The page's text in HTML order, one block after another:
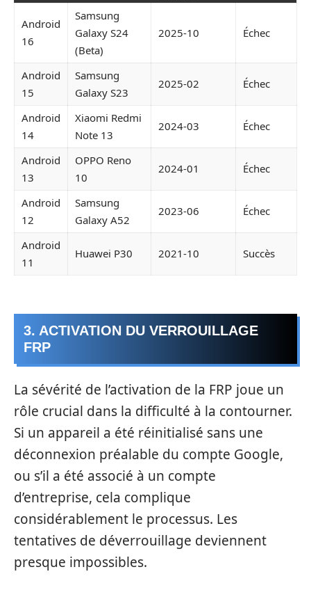
Android
16
Samsung
Galaxy S24
(Beta)
2025-10 Échec
Android
15
Samsung
Galaxy S23
2025-02 Échec
Android
14
Xiaomi Redmi
Note 13
2024-03 Échec
Android
13
OPPO Reno
10
2024-01 Échec
Android
12
Samsung
Galaxy A52
2023-06 Échec
Android
11
Huawei P30 2021-10 Succès
3. ACTIVATION DU VERROUILLAGE
FRP
La sévérité de l’activation de la FRP joue un
rôle crucial dans la difficulté à la contourner.
Si un appareil a été réinitialisé sans une
déconnexion préalable du compte Google,
ou s’il a été associé à un compte
d’entreprise, cela complique
considérablement le processus. Les
tentatives de déverrouillage deviennent
presque impossibles.